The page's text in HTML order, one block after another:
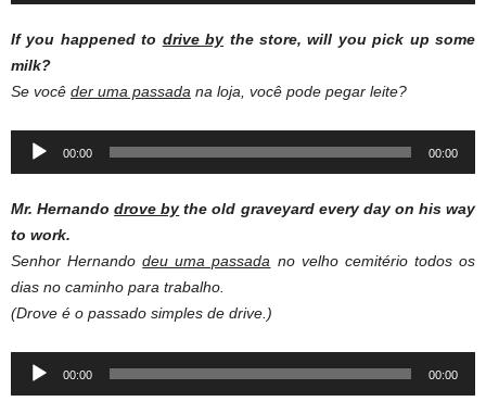
If you happened to drive by the store, will you pick up some
milk?
Se você der uma passada na loja, você pode pegar leite?
Audio
00:00 00:00
Mr. Hernandodrove by the old graveyard every day on his way
to work.
Senhor Hernandodeu uma passada no velho cemitério todos os
dias no caminho para trabalho.
(Drove é o passado simples de drive.)
Audio
00:00 00:00